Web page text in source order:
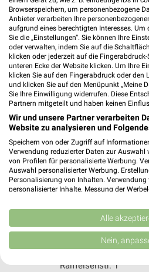
498,36 km •
Rossmann Kissing
Bahnhofsallee 2b
86438 Kissing
Heute 08:00 - 20:00
499,69 km •
Rossmann Dasing
Messerschmittstr. 6
86453 Dasing
488,25 km •
Rossmann Aindling
Raiffeisenstr. 1
Browserspeichern, um personenbezogene
Anbieter verarbeiten Ihre
aufgrund eines berechtigten Interesses. Um
Sie die „Einstellungen“. Sie können Ihre
oder verwalten, indem Sie auf die
klicken oder jederzeit auf die
unteren Ecke der Website klicken. Um Ihre
klicken Sie auf den Fingerabdruck oder den
und klicken Sie auf den Menüpunkt „Meine
Sie Ihre Einwilligung widerrufen. Diese
Partnern mitgeteilt und haben keinen
Wir und unsere Partner verarbeiten
Website zu analysieren und
Speichern von oder Zugriff auf
Verwendung reduzierter Daten zur Auswahl
von Profilen für personalisierte Werbung.
Auswahl personalisierter Werbung.
Personalisierung von Inhalten. Verwendung
personalisierter Inhalte. Messung der
Kombinationen von Daten aus
Verbesserung der Angebote. Verwendung
von Inhalten.
Daten können außerhalb der Europäischen
USA gesendet werden.
Website/App.
Alle
Nein,